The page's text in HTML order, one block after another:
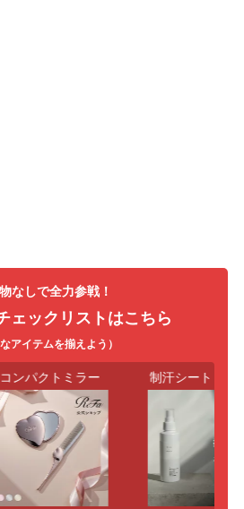
なしで全力参戦！
ェックリストはこちら
なアイテムを揃えよう）
ンパクトミラー 制汗シート・タオ